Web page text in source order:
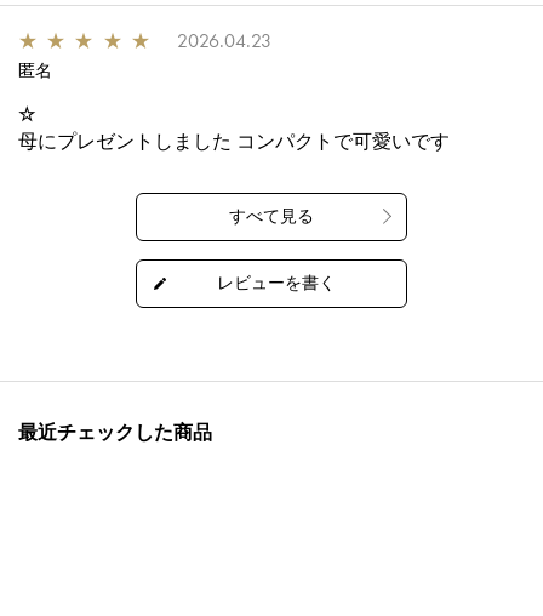
★ ★ ★ ★ ★ 2026.04.23
匿名
☆
母にプレゼントしました コンパクトで可愛いです
最近チェックした商品